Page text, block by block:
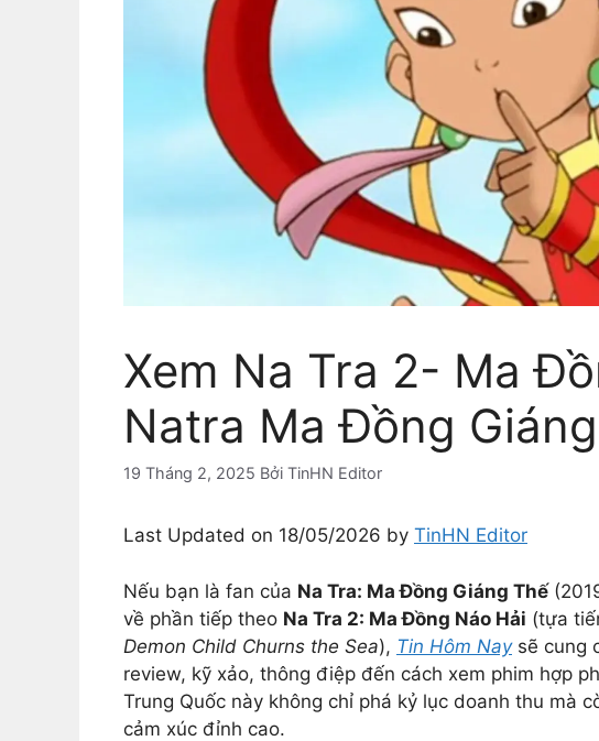
Xem Na Tra 2- Ma
Natra Ma Đồng
19 Tháng 2, 2025 Bởi TinHN Editor
Last Updated on 18/05/2026 by TinHN Editor
Nếu bạn là fan của Na Tra: Ma Đồng Giáng Thế
về phần tiếp theo Na Tra 2: Ma Đồng Náo Hải (tựa
Demon Child Churns the Sea), Tin Hôm Naysẽ cung
review, kỹ xảo, thông điệp đến cách xem phim hợp
Trung Quốc này không chỉ phá kỷ lục doanh thu mà
cảm xúc đỉnh cao.